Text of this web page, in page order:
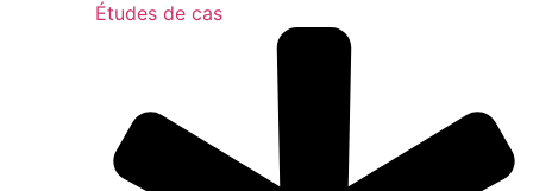
Études de cas